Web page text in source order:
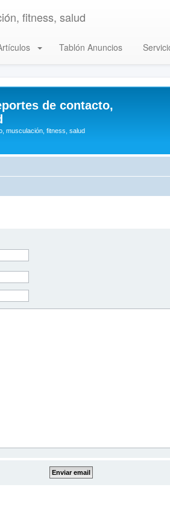
fitness, salud
Tablón Anuncios
de contacto,
musculación, fitness, salud